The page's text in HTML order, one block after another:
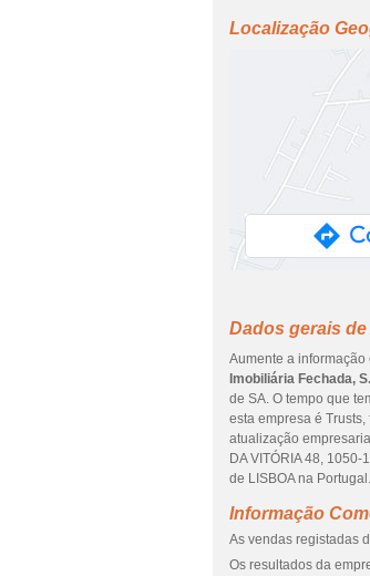
Localização
Dados gerais
Aumente a
Imobiliária Fechada,
de SA. O tempo que
esta empresa é
atualização
DA VITÓRIA 48,
de LISBOA na Portugal.
Informação
As vendas registadas
Os resultados da